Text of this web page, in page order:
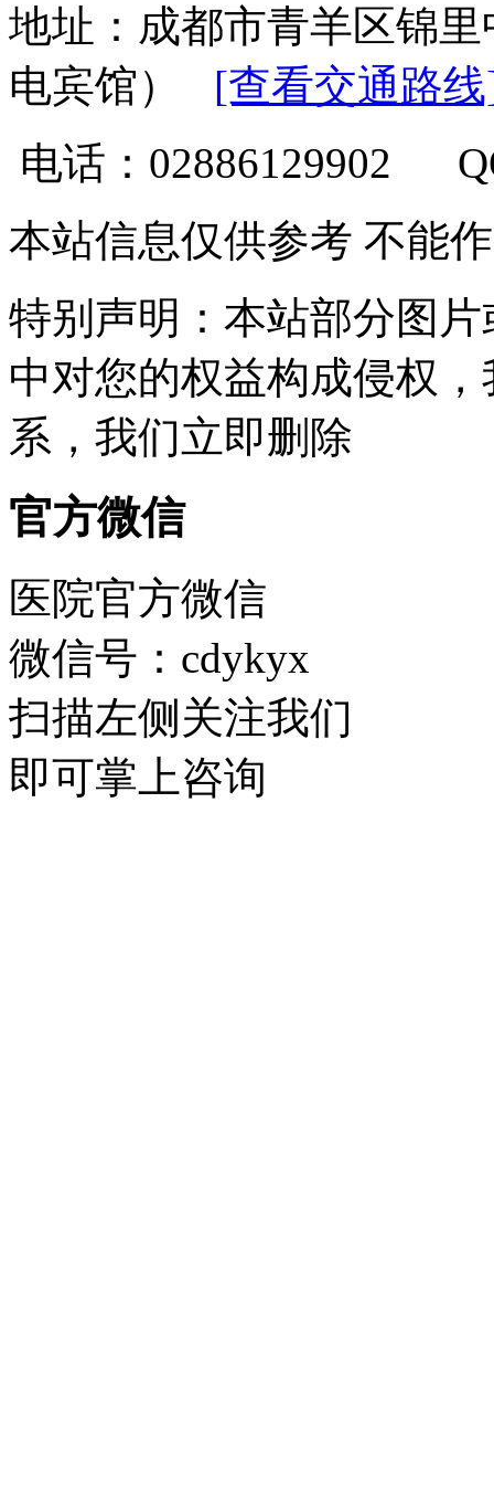
地址：成都市青羊区锦
电宾馆） [查看交通路
电话：02886129902
本站信息仅供参考 不能
特别声明：本站部分图
中对您的权益构成侵权
系，我们立即删除
官方微信
医院官方微信
微信号：cdykyx
扫描左侧关注我们
即可掌上咨询